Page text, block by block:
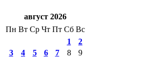
август 2026
Пн Вт Ср Чт Пт Сб Вс
1
2
3
4 5 6 7 8
9